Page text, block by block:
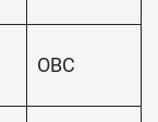
OBC